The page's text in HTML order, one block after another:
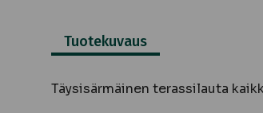
Tuotekuvaus
Täysisärmäinen terassilauta